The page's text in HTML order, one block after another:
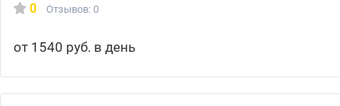
0 Отзывов: 0
от 1540 руб. в день